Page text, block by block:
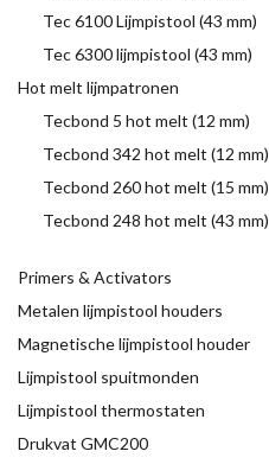
Tec 6100 Lijmpistool (43 mm)
Tec 6300 lijmpistool (43 mm)
Hot melt lijmpatronen
Tecbond 5 hot melt (12 mm)
Tecbond 342 hot melt (12 mm)
Tecbond 260 hot melt (15 mm)
Tecbond 248 hot melt (43 mm)
Primers & Activators
Metalen lijmpistool houders
Magnetische lijmpistool houder
Lijmpistool spuitmonden
Lijmpistool thermostaten
Drukvat GMC200